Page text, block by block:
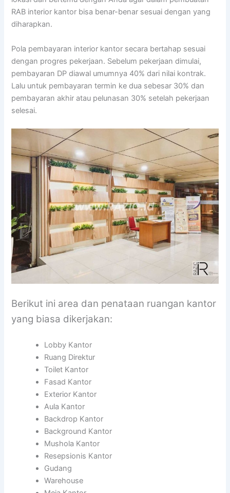
RAB interior kantor bisa benar-benar sesuai dengan yang
diharapkan.
Pola pembayaran interior kantor secara bertahap sesuai
dengan progres pekerjaan. Sebelum pekerjaan dimulai,
pembayaran DP diawal umumnya 40% dari nilai kontrak.
Lalu untuk pembayaran termin ke dua sebesar 30% dan
pembayaran akhir atau pelunasan 30% setelah pekerjaan
selesai.
Berikut ini area dan penataan ruangan kantor
yang biasa dikerjakan:
Lobby Kantor
Ruang Direktur
Toilet Kantor
Fasad Kantor
Exterior Kantor
Aula Kantor
Backdrop Kantor
Background Kantor
Mushola Kantor
Resepsionis Kantor
Gudang
Warehouse